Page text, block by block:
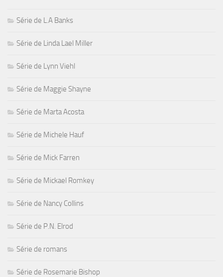
Série de L.A Banks
Série de Linda Lael Miller
Série de Lynn Viehl
Série de Maggie Shayne
Série de Marta Acosta
Série de Michele Hauf
Série de Mick Farren
Série de Mickael Romkey
Série de Nancy Collins
Série de P.N. Elrod
Série de romans
Série de Rosemarie Bishop